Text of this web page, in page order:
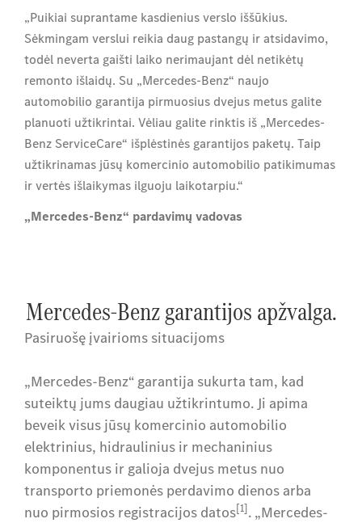
„Puikiai suprantame kasdienius verslo iššūkius.
Sėkmingam verslui reikia daug pastangų ir atsidavimo,
todėl neverta gaišti laiko nerimaujant dėl netikėtų
remonto išlaidų. Su „Mercedes-Benz“ naujo
automobilio garantija pirmuosius dvejus metus galite
planuoti užtikrintai. Vėliau galite rinktis iš „Mercedes-
Benz ServiceCare“ išplėstinės garantijos paketų. Taip
užtikrinamas jūsų komercinio automobilio patikimumas
ir vertės išlaikymas ilguoju laikotarpiu.“
„Mercedes-Benz“ pardavimų vadovas
Mercedes-Benz garantijos apžvalga.
Pasiruošę įvairioms situacijoms
„Mercedes-Benz“ garantija sukurta tam, kad
suteiktų jums daugiau užtikrintumo. Ji apima
beveik visus jūsų komercinio automobilio
elektrinius, hidraulinius ir mechaninius
komponentus ir galioja dvejus metus nuo
transporto priemonės perdavimo dienos arba
nuo pirmosios registracijos datos[1]. „Mercedes-